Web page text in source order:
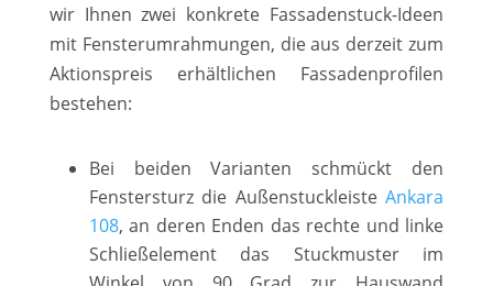
wir Ihnen zwei konkrete Fassadenstuck-Ideen
mit Fensterumrahmungen, die aus derzeit zum
Aktionspreis erhältlichen Fassadenprofilen
bestehen:
Bei beiden Varianten schmückt den
Fenstersturz die AußenstuckleisteAnkara
108, an deren Enden das rechte und linke
Schließelement das Stuckmuster im